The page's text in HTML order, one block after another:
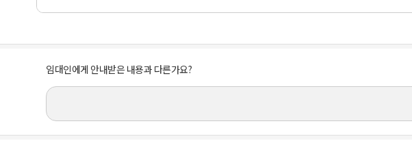
임대인에게 안내받은 내용과 다른가요?